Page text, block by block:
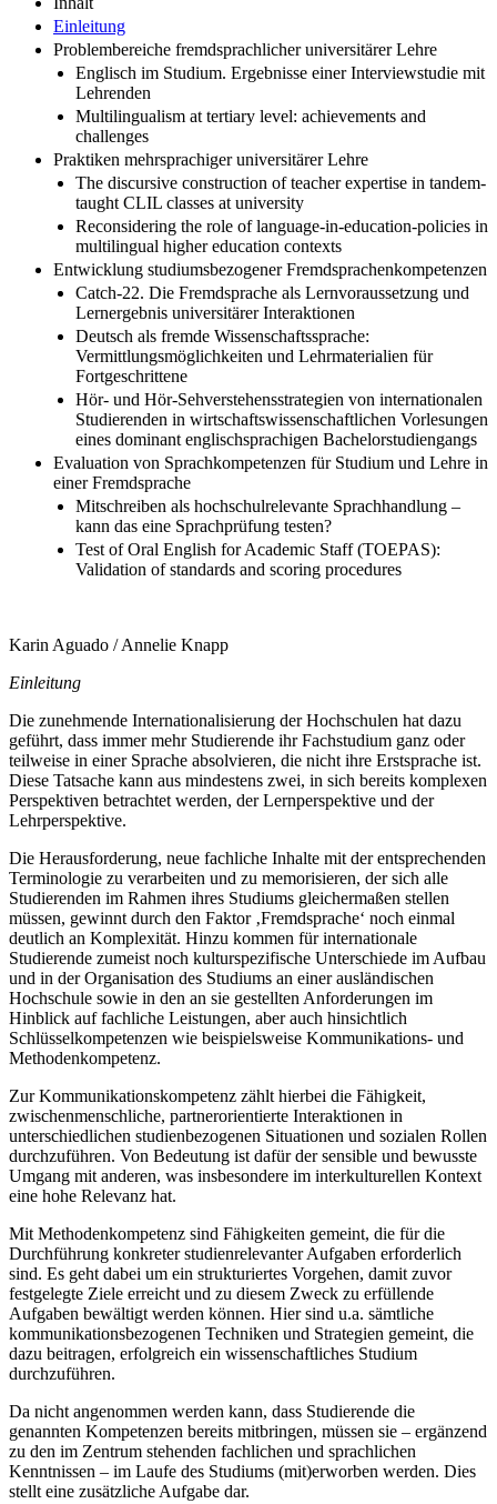
Einleitung
Problembereiche fremdsprachlicher universitärer Lehre
Englisch im Studium. Ergebnisse einer Interviewstudie mit
Lehrenden
Multilingualism at tertiary level: achievements and
challenges
Praktiken mehrsprachiger universitärer Lehre
The discursive construction of teacher expertise in tandem-
taught CLIL classes at university
Reconsidering the role of language-in-education-policies in
multilingual higher education contexts
Entwicklung studiumsbezogener Fremdsprachenkompetenzen
Catch-22. Die Fremdsprache als Lernvoraussetzung und
Lernergebnis universitärer Interaktionen
Deutsch als fremde Wissenschaftssprache:
Vermittlungsmöglichkeiten und Lehrmaterialien für
Fortgeschrittene
Hör- und Hör-Sehverstehensstrategien von internationalen
Studierenden in wirtschaftswissenschaftlichen Vorlesungen
eines dominant englischsprachigen Bachelorstudiengangs
Evaluation von Sprachkompetenzen für Studium und Lehre in
einer Fremdsprache
Mitschreiben als hochschulrelevante Sprachhandlung –
kann das eine Sprachprüfung testen?
Test of Oral English for Academic Staff (TOEPAS):
Validation of standards and scoring procedures
Karin Aguado / Annelie Knapp
Einleitung
Die zunehmende Internationalisierung der Hochschulen hat dazu
geführt, dass immer mehr Studierende ihr Fachstudium ganz oder
teilweise in einer Sprache absolvieren, die nicht ihre Erstsprache ist.
Diese Tatsache kann aus mindestens zwei, in sich bereits komplexen
Perspektiven betrachtet werden, der Lernperspektive und der
Lehrperspektive.
Die Herausforderung, neue fachliche Inhalte mit der entsprechenden
Terminologie zu verarbeiten und zu memorisieren, der sich alle
Studierenden im Rahmen ihres Studiums gleichermaßen stellen
müssen, gewinnt durch den Faktor ‚Fremdsprache‘ noch einmal
deutlich an Komplexität. Hinzu kommen für internationale
Studierende zumeist noch kulturspezifische Unterschiede im Aufbau
und in der Organisation des Studiums an einer ausländischen
Hochschule sowie in den an sie gestellten Anforderungen im
Hinblick auf fachliche Leistungen, aber auch hinsichtlich
Schlüsselkompetenzen wie beispielsweise Kommunikations- und
Methodenkompetenz.
Zur Kommunikationskompetenz zählt hierbei die Fähigkeit,
zwischenmenschliche, partnerorientierte Interaktionen in
unterschiedlichen studienbezogenen Situationen und sozialen Rollen
durchzuführen. Von Bedeutung ist dafür der sensible und bewusste
Umgang mit anderen, was insbesondere im interkulturellen Kontext
eine hohe Relevanz hat.
Mit Methodenkompetenz sind Fähigkeiten gemeint, die für die
Durchführung konkreter studienrelevanter Aufgaben erforderlich
sind. Es geht dabei um ein strukturiertes Vorgehen, damit zuvor
festgelegte Ziele erreicht und zu diesem Zweck zu erfüllende
Aufgaben bewältigt werden können. Hier sind u.a. sämtliche
kommunikationsbezogenen Techniken und Strategien gemeint, die
dazu beitragen, erfolgreich ein wissenschaftliches Studium
durchzuführen.
Da nicht angenommen werden kann, dass Studierende die
genannten Kompetenzen bereits mitbringen, müssen sie – ergänzend
zu den im Zentrum stehenden fachlichen und sprachlichen
Kenntnissen – im Laufe des Studiums (mit)erworben werden. Dies
stellt eine zusätzliche Aufgabe dar.